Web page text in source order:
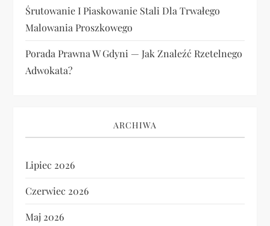
Śrutowanie I Piaskowanie Stali Dla Trwałego
Malowania Proszkowego
Porada Prawna W Gdyni — Jak Znaleźć Rzetelnego
Adwokata?
ARCHIWA
Lipiec 2026
Czerwiec 2026
Maj 2026